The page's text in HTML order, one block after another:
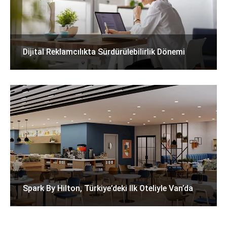
Dijital Reklamcılıkta Sürdürülebilirlik Dönemi
Spark By Hilton, Türkiye’deki Ilk Oteliyle Van’da